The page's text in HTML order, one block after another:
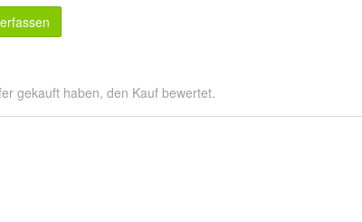
gekauft haben, den Kauf bewertet.